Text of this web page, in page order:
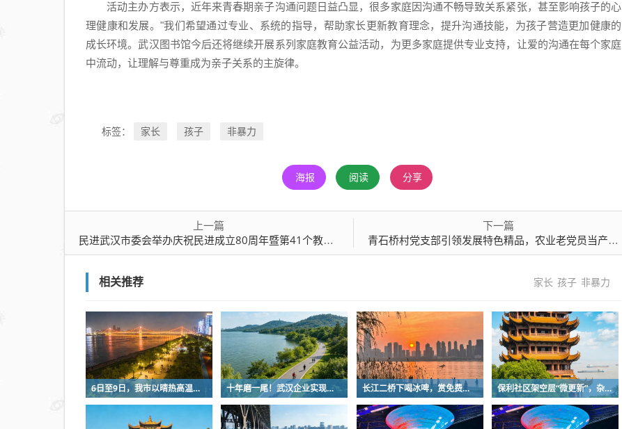
活动主办方表示，近年来青春期亲子沟通问题日益凸显，很多家庭因沟通不畅导致关系紧张，甚至影响孩子的心
理健康和发展。"我们希望通过专业、系统的指导，帮助家长更新教育理念，提升沟通技能，为孩子营造更加健康的
成长环境。武汉图书馆今后还将继续开展系列家庭教育公益活动，为更多家庭提供专业支持，让爱的沟通在每个家庭
中流动，让理解与尊重成为亲子关系的主旋律。
标签： 家长 孩子 非暴力
海报 阅读 分享
上一篇
民进武汉市委会举办庆祝民进成立80周年暨第41个教师节演讲比赛
下一篇
青石桥村党支部引领发展特色精品，农业老党员当产业项目主管
相关推荐 家长 孩子 非暴力
6日至9日，我市以晴热高温天气为主 十年磨一尾！武汉企业实现圆口铜鱼规模化繁育 长江二桥下喝冰啤，赏免费音乐 保利社区架空层“微更新”，杂物堆放区变身健身活动室